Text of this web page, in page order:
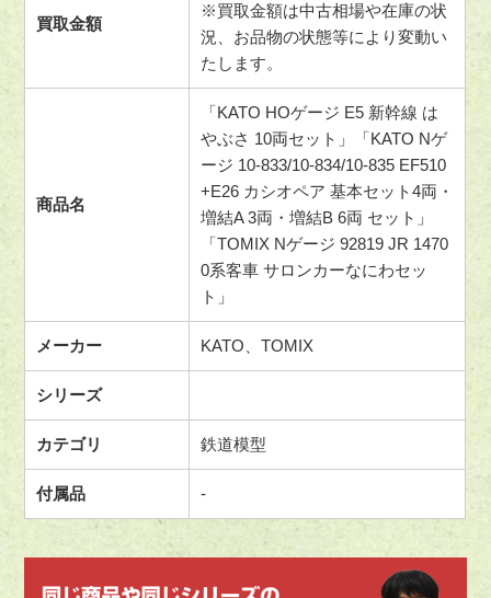
買取金額
※買取金額は中古相場や在庫の状
況、お品物の状態等により変動い
たします。
商品名
「KATO HOゲージ E5 新幹線 は
やぶさ 10両セット」「KATO Nゲ
ージ 10-833/10-834/10-835 EF510
+E26 カシオペア 基本セット4両・
増結A 3両・増結B 6両 セット」
「TOMIX Nゲージ 92819 JR 1470
0系客車 サロンカーなにわセッ
ト」
メーカー KATO、TOMIX
シリーズ
カテゴリ 鉄道模型
付属品 -